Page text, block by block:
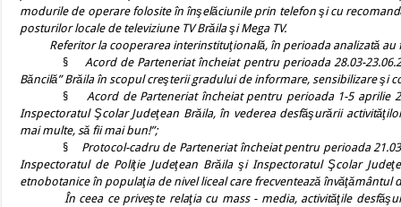
modurile de operare folosite în înşelăciunile prin telefon şi cu
posturilor locale de televiziune TV Brăila şi Mega TV.
Referitor la cooperarea interinstituţională, în perioada analizată au
§
Acord de Parteneriat încheiat pentru perioada 28.03-
Băncilă” Brăila în scopul creşterii gradului de informare, sensibilizare
§
Acord de Parteneriat încheiat pentru perioada 1-5 aprilie
Inspectoratul Şcolar Judeţean Brăila, în vederea desfăşurării
mai multe, să fii mai bun!”;
§
Protocol-cadru de Parteneriat încheiat pentru perioada
Inspectoratul de Poliţie Judeţean Brăila şi Inspectoratul Şcolar
etnobotanice în populaţia de nivel liceal care frecventează învăţământul
În ceea ce priveşte relaţia cu mass - media, activităţile